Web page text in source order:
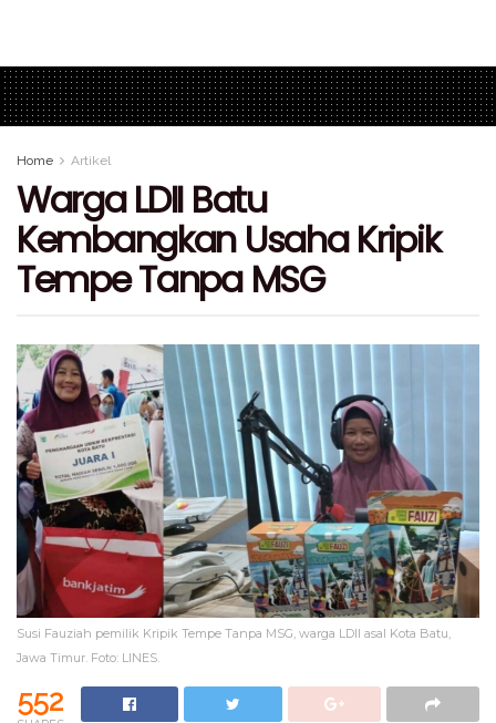
Home Artikel
Warga LDII Batu
Kembangkan Usaha Kripik
Tempe Tanpa MSG
Susi Fauziah pemilik Kripik Tempe Tanpa MSG, warga LDII asal Kota Batu,
Jawa Timur. Foto: LINES.
552